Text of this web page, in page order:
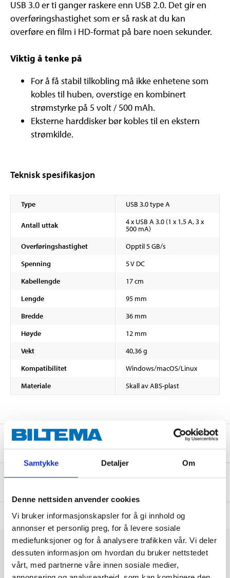
Samtykke Detaljer Om
Denne nettsiden anvender cookies
Vi bruker informasjonskapsler for å gi innhold og
annonser et personlig preg, for å levere sosiale
mediefunksjoner og for å analysere trafikken vår. Vi deler
dessuten informasjon om hvordan du bruker nettstedet
vårt, med partnerne våre innen sosiale medier,
USB 3.0 er ti ganger raskere enn USB 2.0. Det gir en
overføringshastighet som er så rask at du kan
overføre en film i HD-format på bare noen sekunder.
Viktig å tenke på
For å få stabil tilkobling må ikke enhetene som
kobles til huben, overstige en kombinert
strømstyrke på 5 volt / 500 mAh.
Eksterne harddisker bør kobles til en ekstern
strømkilde.
Teknisk spesifikasjon
Type USB 3.0 type A
Antall uttak 4 x USB A 3.0 (1 x 1,5 A, 3 x
500 mA)
Overføringshastighet
Opptil 5 GB/s
Spenning
5 V DC
Kabellengde
17 cm
Lengde
95 mm
Bredde
36 mm
Høyde
12 mm
Vekt
40,36 g
Kompatibilitet
Windows/macOS/Linux
Materiale
Skall av ABS-plast
Sikkerhetsinformasjon og øvrige dokumenter
Om produsenten